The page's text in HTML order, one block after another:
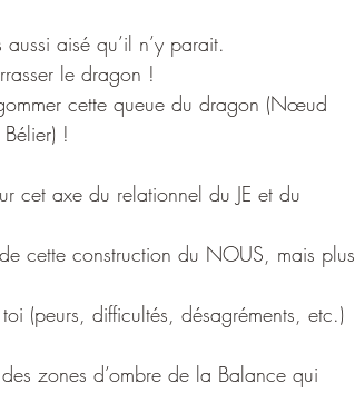
aisé qu’il n’y parait.
le dragon !
cette queue du dragon (Nœud
!
cet axe du relationnel du JE et du
cette construction du NOUS, mais plus
(peurs, difficultés, désagréments, etc.)
zones d’ombre de la Balance qui